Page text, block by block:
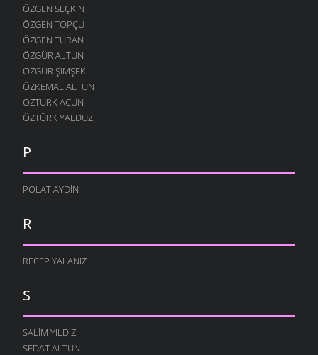
ÖZGEN SEÇKIN
ÖZGEN TOPÇU
ÖZGEN TURAN
ÖZGÜR ALTUN
ÖZGÜR ŞIMŞEK
ÖZKEMAL ALTUN
ÖZTÜRK ACUN
ÖZTÜRK YALDUZ
P
POLAT AYDIN
R
RECEP YALANIZ
S
SALIM YILDIZ
SEDAT ALTUN